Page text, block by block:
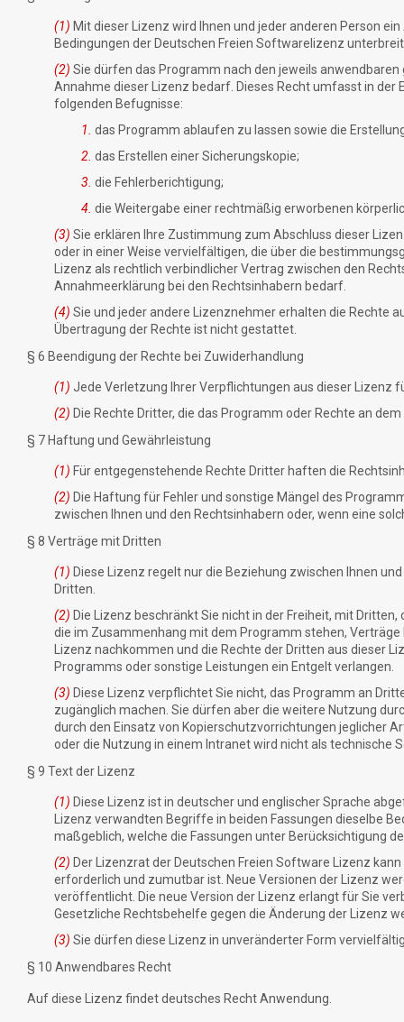
(1) Mit dieser Lizenz wird Ihnen und jeder anderen Person
Bedingungen der Deutschen Freien Softwarelizenz
(2) Sie dürfen das Programm nach den jeweils
Annahme dieser Lizenz bedarf. Dieses Recht umfasst in der
folgenden Befugnisse:
1. das Programm ablaufen zu lassen sowie die
2. das Erstellen einer Sicherungskopie;
3. die Fehlerberichtigung;
4. die Weitergabe einer rechtmäßig erworbenen
(3) Sie erklären Ihre Zustimmung zum Abschluss dieser
oder in einer Weise vervielfältigen, die über die
Lizenz als rechtlich verbindlicher Vertrag zwischen den
Annahmeerklärung bei den Rechtsinhabern bedarf.
(4) Sie und jeder andere Lizenznehmer erhalten die Rechte
Übertragung der Rechte ist nicht gestattet.
§ 6 Beendigung der Rechte bei Zuwiderhandlung
(1) Jede Verletzung Ihrer Verpflichtungen aus dieser Lizenz
(2) Die Rechte Dritter, die das Programm oder Rechte an
§ 7 Haftung und Gewährleistung
(1) Für entgegenstehende Rechte Dritter haften die
(2) Die Haftung für Fehler und sonstige Mängel des
zwischen Ihnen und den Rechtsinhabern oder, wenn eine
§ 8 Verträge mit Dritten
(1) Diese Lizenz regelt nur die Beziehung zwischen Ihnen
Dritten.
(2) Die Lizenz beschränkt Sie nicht in der Freiheit, mit
die im Zusammenhang mit dem Programm stehen,
Lizenz nachkommen und die Rechte der Dritten aus dieser
Programms oder sonstige Leistungen ein Entgelt verlangen.
(3) Diese Lizenz verpflichtet Sie nicht, das Programm an
zugänglich machen. Sie dürfen aber die weitere Nutzung
durch den Einsatz von Kopierschutzvorrichtungen jeglicher
oder die Nutzung in einem Intranet wird nicht als technische
§ 9 Text der Lizenz
(1) Diese Lizenz ist in deutscher und englischer Sprache
Lizenz verwandten Begriffe in beiden Fassungen dieselbe
maßgeblich, welche die Fassungen unter Berücksichtigung
(2) Der Lizenzrat der Deutschen Freien Software Lizenz
erforderlich und zumutbar ist. Neue Versionen der Lizenz
veröffentlicht. Die neue Version der Lizenz erlangt für Sie
Gesetzliche Rechtsbehelfe gegen die Änderung der Lizenz
(3) Sie dürfen diese Lizenz in unveränderter Form
§ 10 Anwendbares Recht
Auf diese Lizenz findet deutsches Recht Anwendung.